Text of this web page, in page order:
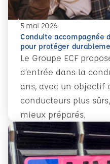
5 mai 2026
Conduite accompagnée
pour protéger
Le Groupe ECF
d’entrée dans la
ans, avec un objectif
conducteurs plus
mieux préparés.
En savoir plus
Conduite accompagnée